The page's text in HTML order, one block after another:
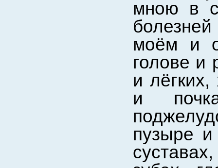
мною в
моём и
голове и
и
и
пузыре